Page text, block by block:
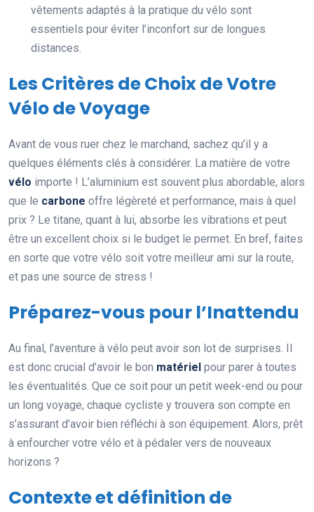
vêtements adaptés à la pratique du vélo sont
essentiels pour éviter l’inconfort sur de longues
distances.
Les Critères de Choix de Votre
Vélo de Voyage
Avant de vous ruer chez le marchand, sachez qu’il y a
quelques éléments clés à considérer. La matière de votre
vélo importe ! L’aluminium est souvent plus abordable, alors
que le carbone offre légèreté et performance, mais à quel
prix ? Le titane, quant à lui, absorbe les vibrations et peut
être un excellent choix si le budget le permet. En bref, faites
en sorte que votre vélo soit votre meilleur ami sur la route,
et pas une source de stress !
Préparez-vous pour l’Inattendu
Au final, l’aventure à vélo peut avoir son lot de surprises. Il
est donc crucial d’avoir le bon matériel pour parer à toutes
les éventualités. Que ce soit pour un petit week-end ou pour
un long voyage, chaque cycliste y trouvera son compte en
s’assurant d’avoir bien réfléchi à son équipement. Alors, prêt
à enfourcher votre vélo et à pédaler vers de nouveaux
horizons ?
Contexte et définition de